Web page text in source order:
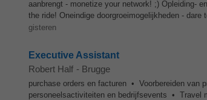
aanbrengt - monetize your network! ;) Opleiding-
the ride! Oneindige doorgroeimogelijkheden -
gisteren
Executive Assistant
Robert Half - Brugge
purchase orders en facturen • Voorbereiden van
personeelsactiviteiten en bedrijfsevents • Travel